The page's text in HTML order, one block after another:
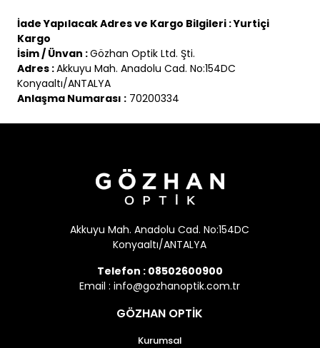
İade Yapılacak Adres ve Kargo Bilgileri : Yurtiçi
Kargo
İsim / Ünvan :Gözhan Optik Ltd. Şti.
Adres :Akkuyu Mah. Anadolu Cad. No:154DC
Konyaaltı/ANTALYA
Anlaşma Numarası :70200334
Akkuyu Mah. Anadolu Cad. No:154DC
Konyaaltı/ANTALYA
Telefon : 08502600900
Email :info@gozhanoptik.com.tr
GÖZHAN OPTİK
Kurumsal